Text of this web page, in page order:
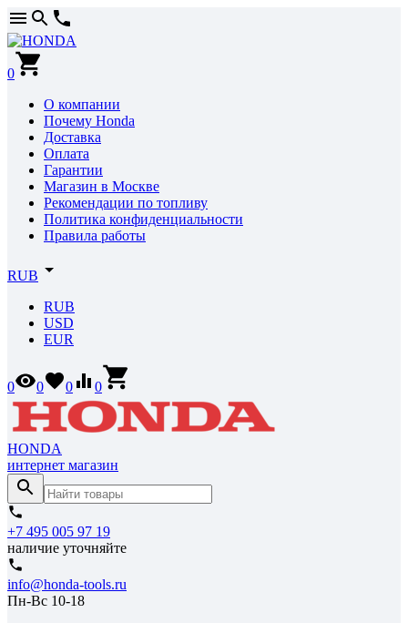
0
О компании
Почему Honda
Доставка
Оплата
Гарантии
Магазин в Москве
Рекомендации по топливу
Политика конфиденциальности
Правила работы
RUB
RUB
USD
EUR
0 0 0 0
HONDA
интернет магазин
+7 495 005 97 19
наличие уточняйте
info@honda-tools.ru
Пн-Вс 10-18